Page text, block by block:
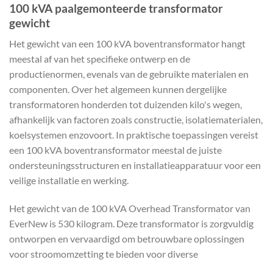
100 kVA paalgemonteerde transformator
gewicht
Het gewicht van een 100 kVA boventransformator hangt
meestal af van het specifieke ontwerp en de
productienormen, evenals van de gebruikte materialen en
componenten. Over het algemeen kunnen dergelijke
transformatoren honderden tot duizenden kilo's wegen,
afhankelijk van factoren zoals constructie, isolatiematerialen,
koelsystemen enzovoort. In praktische toepassingen vereist
een 100 kVA boventransformator meestal de juiste
ondersteuningsstructuren en installatieapparatuur voor een
veilige installatie en werking.
Het gewicht van de 100 kVA Overhead Transformator van
EverNew is 530 kilogram. Deze transformator is zorgvuldig
ontworpen en vervaardigd om betrouwbare oplossingen
voor stroomomzetting te bieden voor diverse